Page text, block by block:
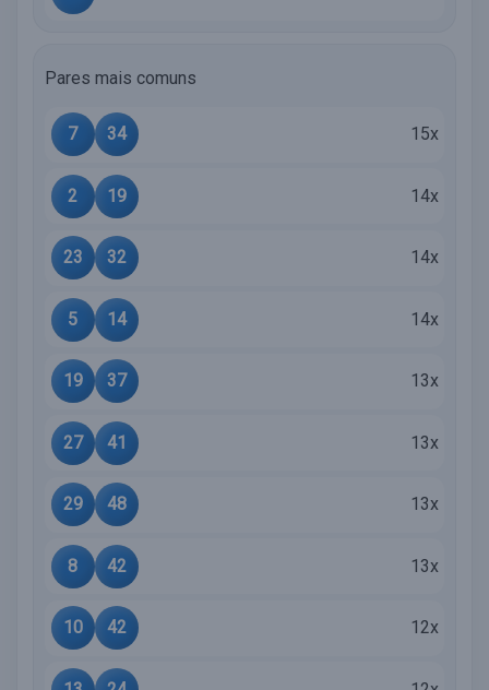
Pares mais comuns
7 34 15x
2 19 14x
23 32 14x
5 14 14x
19 37 13x
27 41 13x
29 48 13x
8 42 13x
10 42 12x